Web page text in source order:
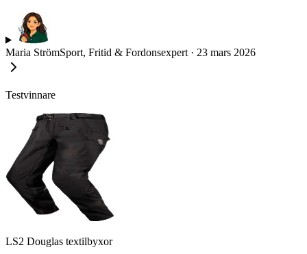
Maria StrömSport, Fritid & Fordonsexpert · 23 mars 2026
Testvinnare
LS2 Douglas textilbyxor